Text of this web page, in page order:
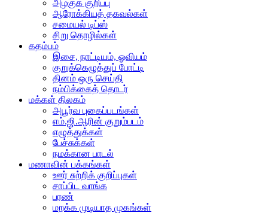
அழகுக் குறிப்பு
ஆரோக்கியத் தகவல்கள்
சமையல் டிப்ஸ்
சிறு தொழில்கள்
கதம்பம்
இசை, நாட்டியம், ஓவியம்
குறுக்கெழுத்துப் போட்டி
தினம் ஒரு செய்தி
நம்பிக்கைத் தொடர்
மக்கள் திலகம்
அபூர்வ புகைப்படங்கள்
எம்.ஜி.ஆரின் குறும்படம்
எழுத்துக்கள்
பேச்சுக்கள்
நமக்கான பாடல்
மணாவின் பக்கங்கள்
ஊர் சுற்றிக் குறிப்புகள்
சாப்பிட வாங்க
பரண்
மறக்க முடியாத முகங்கள்